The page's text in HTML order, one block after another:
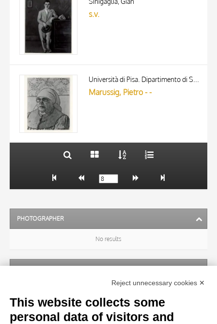
s.v.
Marussig, Pietro - -
TITLE
AUTHOR
ARTISTA
PHOTOGRAPHER
No results
TITLE
Reject unnecessary cookies ✕
This website collects some
personal data of visitors and